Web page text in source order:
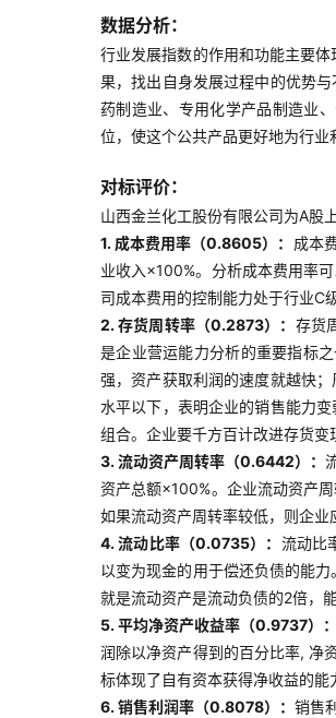
数据分析：
行业发展指数的作用和功能主要
果，找出自身发展过程中的优势
药制造业、专用化学产品制造业
位，使这个公共产品更好地为行业
对标评价：
山西金兰化工股份有限公司为A股
1. 成本费用率（0.8605）： 成本
业收入×100%。分析成本费用率
司成本费用的控制能力处于行业C
2. 存货周转率（0.2873）： 存货
是企业营运能力分析的重要指标
强，资产获取利润的速度就越快
水平以下，表明企业的销售能力
组合。企业要千方百计改进存货变
3. 流动资产周转率（0.6442）：
资产总额×100%。企业流动资产
如果流动资产周转率较低，则企业
4. 流动比率（0.0735）： 流动比
以变为现金的用于偿还负债的能
就是流动资产是流动负债的2倍，
5. 平均净资产收益率（0.9737）：
润除以净资产得到的百分比率, 净
标体现了自有资本获得净收益的能
6. 销售利润率（0.8078）：销售